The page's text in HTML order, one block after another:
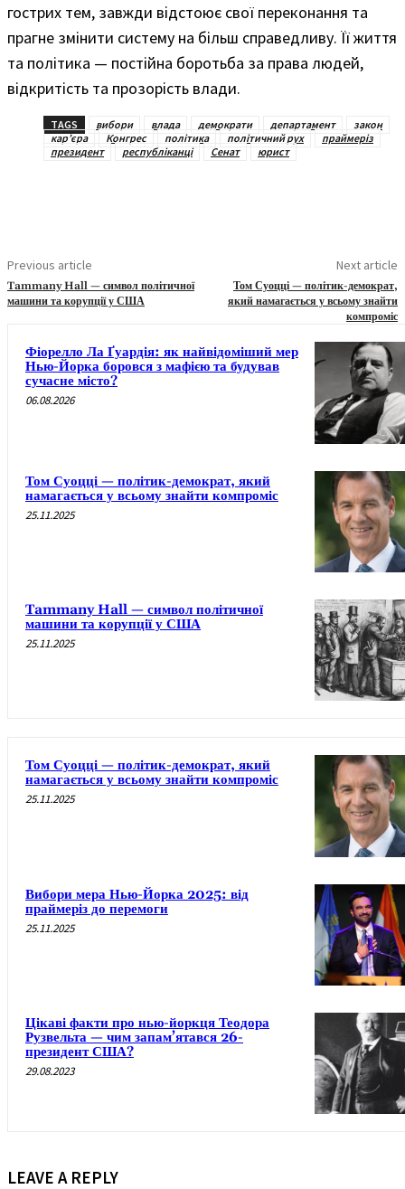
гострих тем, завжди відстоює свої переконання та
прагне змінити систему на більш справедливу. Її життя
та політика — постійна боротьба за права людей,
відкритість та прозорість влади.
TAGS вибори влада демократи департамент
закон
карʼєра
Конгрес політика політичний рух
праймеріз
президент
республіканці Сенат юрист
Previous article
Tammany Hall — символ політичної
машини та корупції у США
Next article
Том Суоцці — політик-демократ,
який намагається у всьому знайти
компроміс
Фіорелло Ла Ґуардія: як найвідоміший мер
Нью-Йорка боровся з мафією та будував
сучасне місто?
06.08.2026
Том Суоцці — політик-демократ, який
намагається у всьому знайти компроміс
25.11.2025
Tammany Hall — символ політичної
машини та корупції у США
25.11.2025
Том Суоцці — політик-демократ, який
намагається у всьому знайти компроміс
25.11.2025
Вибори мера Нью-Йорка 2025: від
праймеріз до перемоги
25.11.2025
Цікаві факти про нью-йоркця Теодора
Рузвельта — чим запам’ятався 26-
президент США?
29.08.2023
LEAVE A REPLY